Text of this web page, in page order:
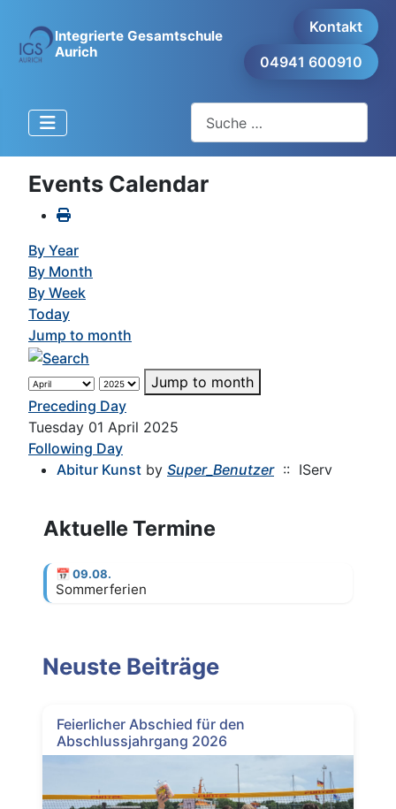
Integrierte Gesamtschule
Aurich
Kontakt
04941 600910
Events Calendar
By Year
By Month
By Week
Today
Jump to month
Jump to month
Preceding Day
Tuesday 01 April 2025
Following Day
Abitur Kunst by Super_Benutzer:: IServ
Aktuelle Termine
📅 09.08.
Sommerferien
Neuste Beiträge
Feierlicher Abschied für den
Abschlussjahrgang 2026